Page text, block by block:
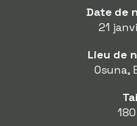
Date de
21
Lieu de
Osuna,